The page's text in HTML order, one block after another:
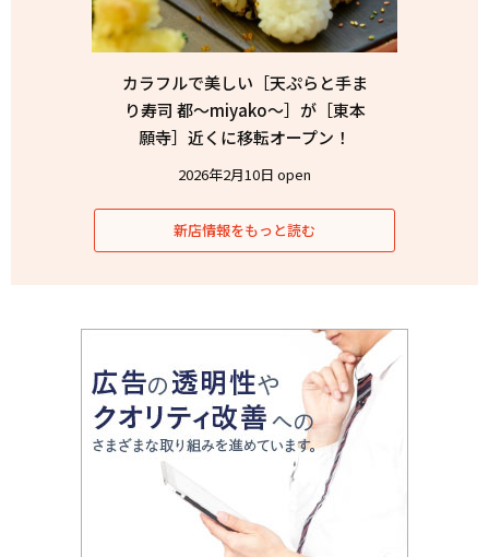
カラフルで美しい［天ぷらと手ま
り寿司 都〜miyako〜］が［東本
願寺］近くに移転オープン！
2026年2月10日 open
新店情報をもっと読む